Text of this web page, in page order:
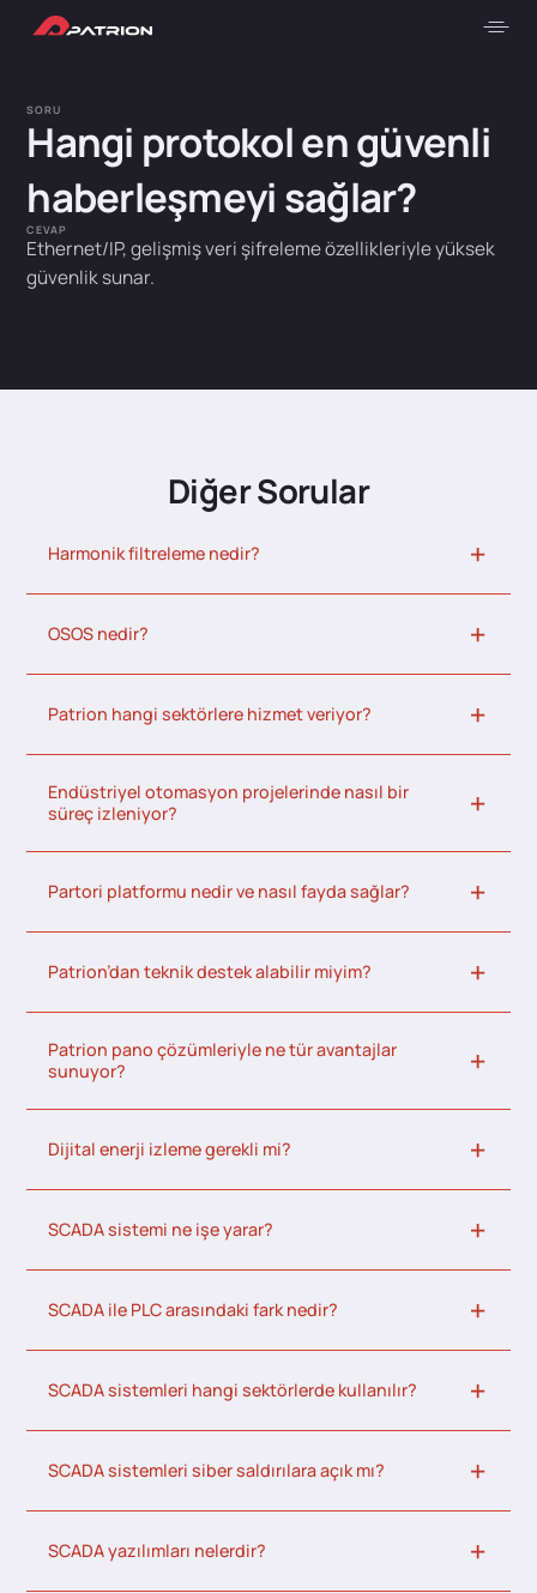
SORU
Hangi protokol en güvenli
haberleşmeyi sağlar?
CEVAP
Ethernet/IP, gelişmiş veri şifreleme özellikleriyle yüksek
güvenlik sunar.
Diğer Sorular
Harmonik filtreleme nedir?
OSOS nedir?
Patrion hangi sektörlere hizmet veriyor?
Endüstriyel otomasyon projelerinde nasıl bir
süreç izleniyor?
Partori platformu nedir ve nasıl fayda sağlar?
Patrion’dan teknik destek alabilir miyim?
Patrion pano çözümleriyle ne tür avantajlar
sunuyor?
Dijital enerji izleme gerekli mi?
SCADA sistemi ne işe yarar?
SCADA ile PLC arasındaki fark nedir?
SCADA sistemleri hangi sektörlerde kullanılır?
SCADA sistemleri siber saldırılara açık mı?
SCADA yazılımları nelerdir?